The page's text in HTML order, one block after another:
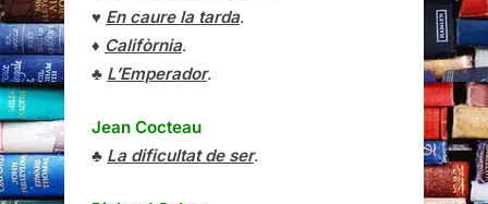
♥ En caure la tarda.
♦ Califòrnia.
♣ L’Emperador.
Jean Cocteau
♣ La dificultat de ser.